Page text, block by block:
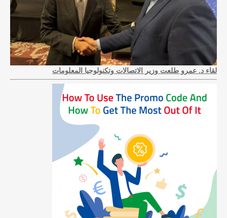
لقاء د. عمرو طلعت وزير الاتصالات وتكنولوجيا المعلومات